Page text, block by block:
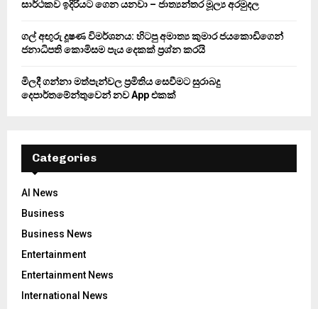
සාර්ථකව ඉදිරියට ගෙන යනවා – ජාත්‍යන්තර මූල්‍ය අරමුදල
ගල් අඟුරු දූෂණ විමර්ශනය: හිටපු අමාත්‍ය කුමාර ජයකොඩිගෙන්
ජනාධිපති කොමිසම පැය දෙකක් ප්‍රශ්න කරයි
මිලදී ගන්නා මත්පැන්වල ප්‍රමිතිය සෙවීමට සුරාබදු
දෙපාර්තමේන්තුවෙන් නව App එකක්
Categories
AI News
Business
Business News
Entertainment
Entertainment News
International News